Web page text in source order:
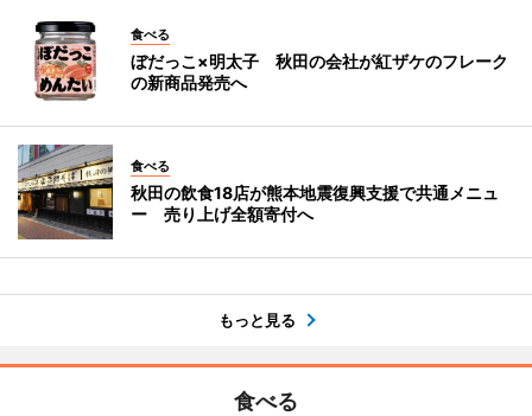
食べる
ぼだっこ×明太子 秋田の会社が紅ザケのフレーク
の新商品発売へ
食べる
秋田の飲食18店が熊本地震復興支援で共通メニュ
ー 売り上げ全額寄付へ
もっと見る
食べる